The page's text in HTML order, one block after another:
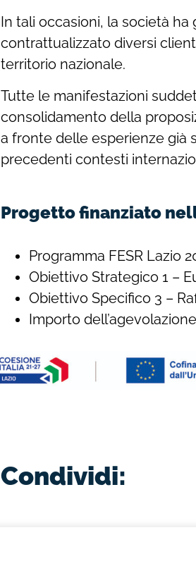
In tali occasioni, la società
contrattualizzato diversi
territorio nazionale.
Tutte le manifestazioni
consolidamento della
a fronte delle esperienze già
precedenti contesti
Progetto finanziato
Programma FESR Lazio
Obiettivo Strategico 1 –
Obiettivo Specifico 3 –
Importo
Condividi: